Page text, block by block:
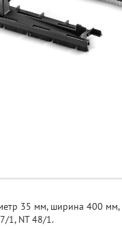
35 мм, ширина 400 мм,
1, NT 48/1.